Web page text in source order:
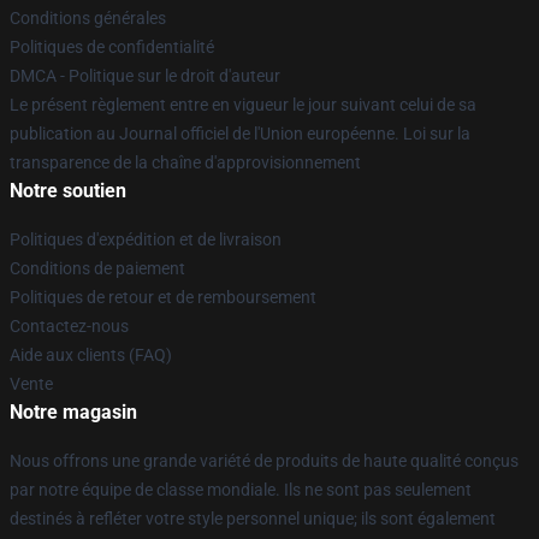
Conditions générales
Politiques de confidentialité
DMCA - Politique sur le droit d'auteur
Le présent règlement entre en vigueur le jour suivant celui de sa
publication au Journal officiel de l'Union européenne. Loi sur la
transparence de la chaîne d'approvisionnement
Notre soutien
Politiques d'expédition et de livraison
Conditions de paiement
Politiques de retour et de remboursement
Contactez-nous
Aide aux clients (FAQ)
Vente
Notre magasin
Nous offrons une grande variété de produits de haute qualité conçus
par notre équipe de classe mondiale. Ils ne sont pas seulement
destinés à refléter votre style personnel unique; ils sont également